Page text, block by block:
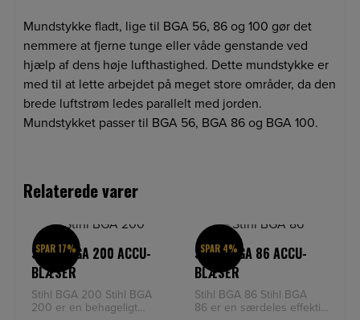
Mundstykke fladt, lige til BGA 56, 86 og 100 gør det
nemmere at fjerne tunge eller våde genstande ved
hjælp af dens høje lufthastighed. Dette mundstykke er
med til at lette arbejdet på meget store områder, da den
brede luftstrøm ledes parallelt med jorden.
Mundstykket passer til BGA 56, BGA 86 og BGA 100.
Relaterede varer
SPAR 17%
STIHL BGA 200 ACCU-
BLÆSER
Stihl BGA 200 Stihl BGA
200 er en behageligt
SPAR 4%
STIHL BGA 86 ACCU-
BLÆSER
Stihl BGA 86 Stihl BGA
86 er en særdeles effektiv